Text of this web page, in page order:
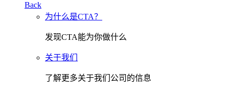
Back
为什么是CTA？
发现CTA能为你做什么
关于我们
了解更多关于我们公司的信息